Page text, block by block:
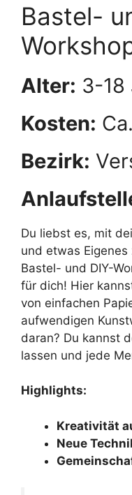
Bastel-
Alter: 3-18
Kosten:
Bezirk:
Du liebst es, mit
und etwas
Bastel- und DIY-
für dich! Hier
von einfachen
aufwendigen
daran? Du kannst
lassen und jede
Highlights:
Kreativität
Neue